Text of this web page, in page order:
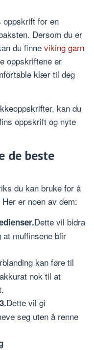
oppskrift for en
Dersom du er
du finne viking garn
oppskriftene er
klær til deg
kan du
oppskrift og nyte
de beste
du kan bruke for å
er noen av dem:
Dette vil bidra
muffinsene blir
kan føre til
nok til at
Dette vil gi
seg uten å renne